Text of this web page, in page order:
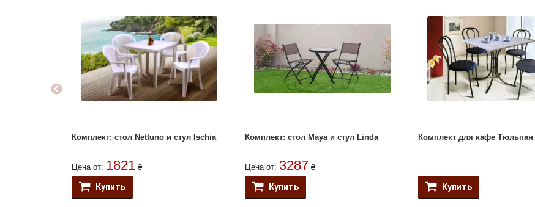
Комплект: стол Nettuno и стул Ischia
Цена от: 1821 ₴
Купить
Комплект: стол Maya и стул Linda
Цена от: 3287 ₴
Купить
Комплект для кафе Тюльпан
Купить